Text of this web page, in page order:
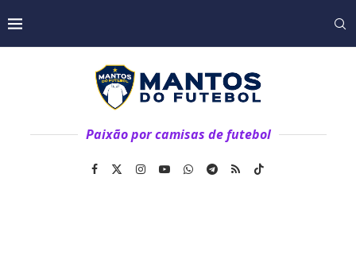
Paixão por camisas de futebol